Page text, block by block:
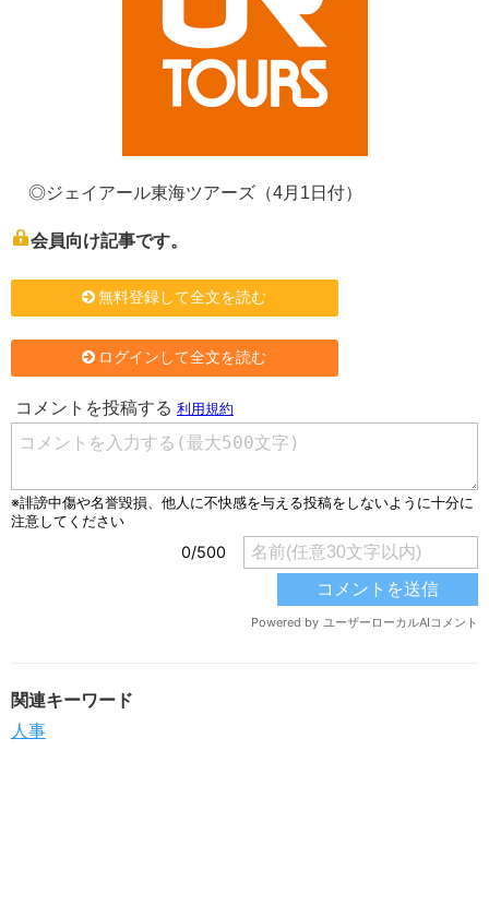
◎ジェイアール東海ツアーズ（4月1日付）
会員向け記事です。
無料登録して全文を読む
ログインして全文を読む
関連キーワード
人事